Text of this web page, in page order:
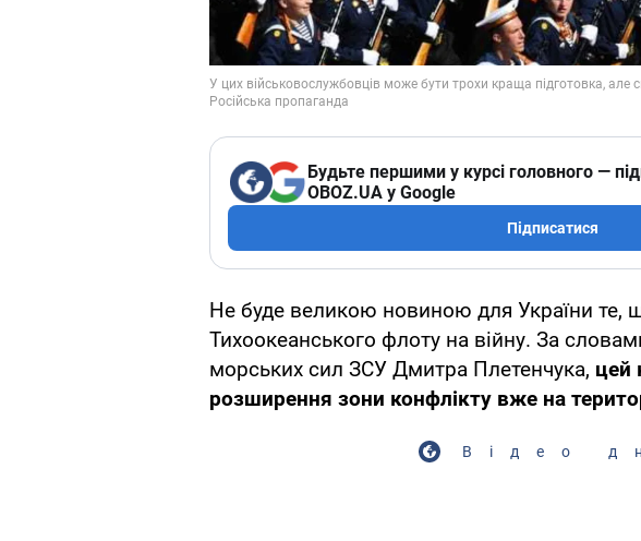
Будьте першими у курсі головного —
OBOZ.UA у Google
Підписатися
Не буде великою новиною для України те,
Тихоокеанського флоту на війну. За
морських сил ЗСУ Дмитра Плетенчука, цей
розширення зони конфлікту вже на
Відео